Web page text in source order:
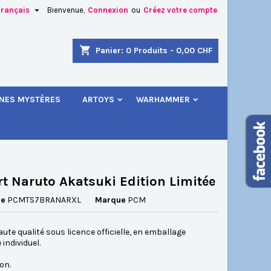
Bienvenue, Connexion ou Créez votre compte

shopping_cart Panier: 0 Produits - 0,00 CHF
MYSTÈRES ARTOYS WARHAMMER
Naruto Akatsuki Edition Limitée
PCMTS7BRANARXL Marque PCM
qualité sous licence officielle, en emballage